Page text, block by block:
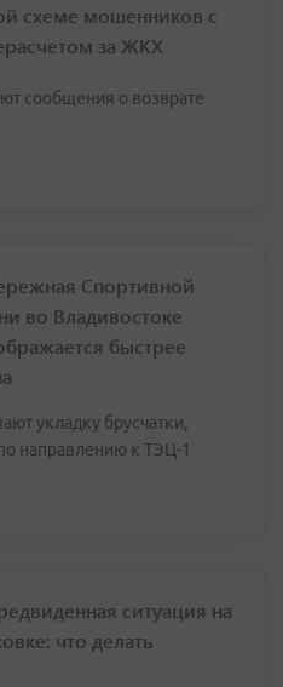
схеме мошенников с
за ЖКХ
сообщения о возврате
Спортивной
во Владивостоке
быстрее
укладку брусчатки,
направлению к ТЭЦ-1
ситуация на
что делать